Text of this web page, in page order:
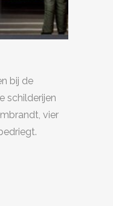
bij de
schilderijen
vier